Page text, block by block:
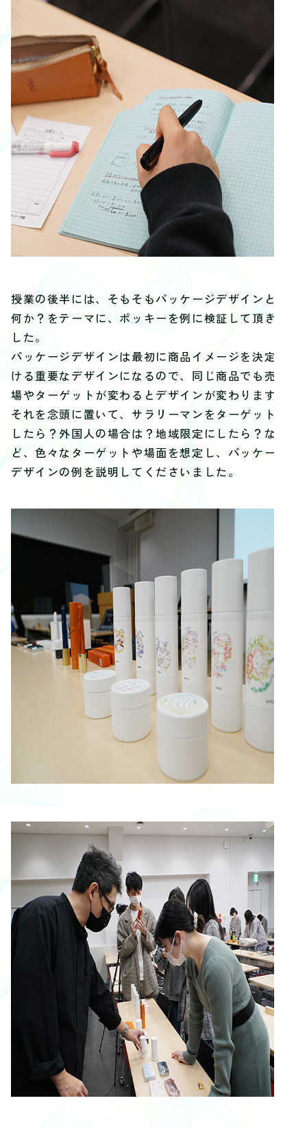
授業の後半には、そもそもパッケージデザインとは
何か？ をテーマに、ポッキーを例に検証して頂きま
した。
パッケージデザインは最初に商品イメージを決定づ
ける重要なデザインになるので、 同じ商品でも売り
場やターゲットが変わるとデザインが変わります
それを念頭に置いて、サラリーマンをターゲットに
したら？ 外国人の場合は？地域限定にしたら？な
ど、色々なターゲットや場面を想定し、 パッケージ
デザインの例を説明してくださいました。